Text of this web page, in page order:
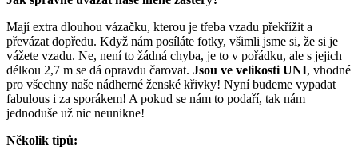
Mají extra dlouhou vázačku, kterou je třeba vzadu překřížit a
převázat dopředu. Když nám posíláte fotky, všimli jsme si, že si je
vážete vzadu. Ne, není to žádná chyba, je to v pořádku, ale s jejich
délkou 2,7 m se dá opravdu čarovat. Jsou ve velikosti UNI, vhodné
pro všechny naše nádherné ženské křivky! Nyní budeme vypadat
fabulous i za sporákem! A pokud se nám to podaří, tak nám
jednoduše už nic neunikne!
Několik tipů: